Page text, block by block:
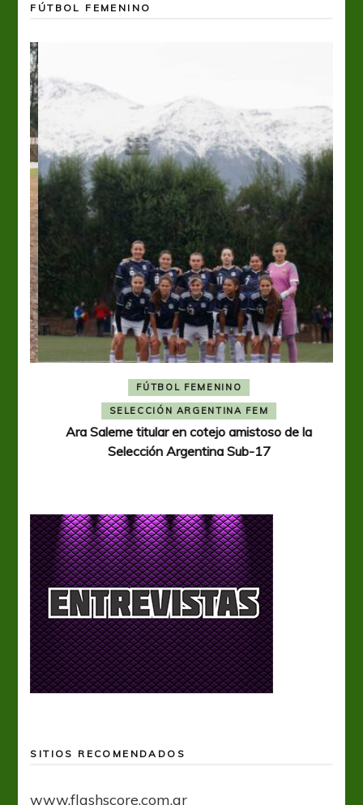
FÚTBOL FEMENINO
FÚTBOL FEMENINO
SELECCIÓN ARGENTINA FEM
Ara Saleme titular en cotejo amistoso de la
Selección Argentina Sub-17
SITIOS RECOMENDADOS
www.flashscore.com.ar